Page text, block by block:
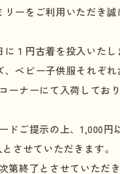
ーをご利用いただき誠
１円古着を投入いたし
ベビー子供服それぞれ
ーナーにて入荷してお
ドご提示の上、 1,000円
させていただきます。
第終了とさせていただ